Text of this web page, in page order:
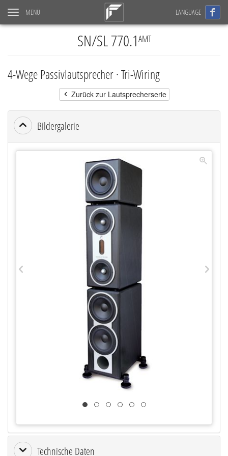
Navigation
ein-/ausblenden
MENÜ LANGUAGE
SN/SL 770.1AMT
4-Wege Passivlautsprecher ·Tri-Wiring
Zurück zur Lautsprecherserie
Bildergalerie
Technische Daten